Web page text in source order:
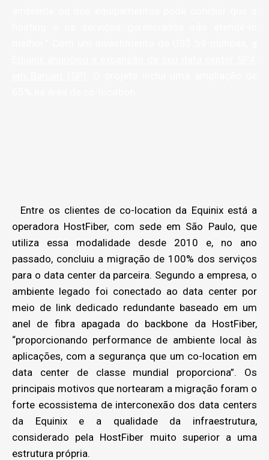
Entre os clientes de co-location da Equinix está a
operadora HostFiber, com sede em São Paulo, que
utiliza essa modalidade desde 2010 e, no ano
passado, concluiu a migração de 100% dos serviços
para o data center da parceira. Segundo a empresa, o
ambiente legado foi conectado ao data center por
meio de link dedicado redundante baseado em um
anel de fibra apagada do backbone da HostFiber,
“proporcionando performance de ambiente local às
aplicações, com a segurança que um co-location em
data center de classe mundial proporciona”. Os
principais motivos que nortearam a migração foram o
forte ecossistema de interconexão dos data centers
da Equinix e a qualidade da infraestrutura,
considerado pela HostFiber muito superior a uma
estrutura própria.